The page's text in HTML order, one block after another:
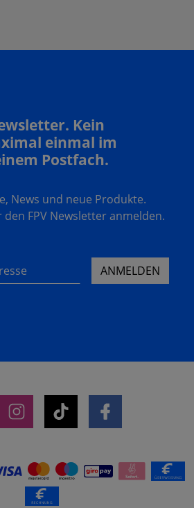
Kein
einmal im
Postfach.
News und neue Produkte.
den FPV Newsletter anmelden.
ANMELDEN